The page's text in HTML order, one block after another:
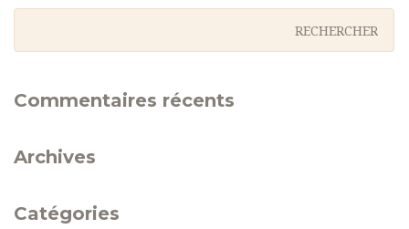
Commentaires récents
Archives
Catégories